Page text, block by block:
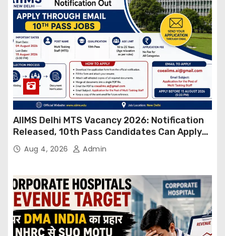
AIIMS Delhi MTS Vacancy 2026: Notification
Released, 10th Pass Candidates Can Apply
Through Email
Aug 4, 2026 Admin